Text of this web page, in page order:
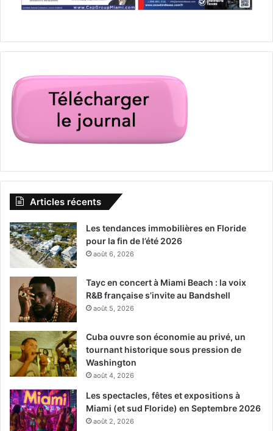
PUBLICITE :
Articles récents
Les tendances immobilières en Floride
pour la fin de l’été 2026
août 6, 2026
Tayc en concert à Miami Beach : la voix
R&B française s’invite au Bandshell
août 5, 2026
Cuba ouvre son économie au privé, un
tournant historique sous pression de
Washington
août 4, 2026
Les spectacles, fêtes et expositions à
Miami (et sud Floride) en Septembre 2026
août 2, 2026